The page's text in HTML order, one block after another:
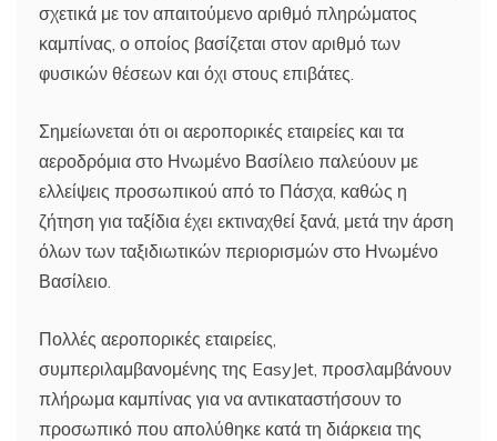
σχετικά με τον απαιτούμενο αριθμό πληρώματος
καμπίνας, ο οποίος βασίζεται στον αριθμό των
φυσικών θέσεων και όχι στους επιβάτες.
Σημείωνεται ότι οι αεροπορικές εταιρείες και τα
αεροδρόμια στο Ηνωμένο Βασίλειο παλεύουν με
ελλείψεις προσωπικού από το Πάσχα, καθώς η
ζήτηση για ταξίδια έχει εκτιναχθεί ξανά, μετά την άρση
όλων των ταξιδιωτικών περιορισμών στο Ηνωμένο
Βασίλειο.
Πολλές αεροπορικές εταιρείες,
συμπεριλαμβανομένης της EasyJet, προσλαμβάνουν
πλήρωμα καμπίνας για να αντικαταστήσουν το
προσωπικό που απολύθηκε κατά τη διάρκεια της